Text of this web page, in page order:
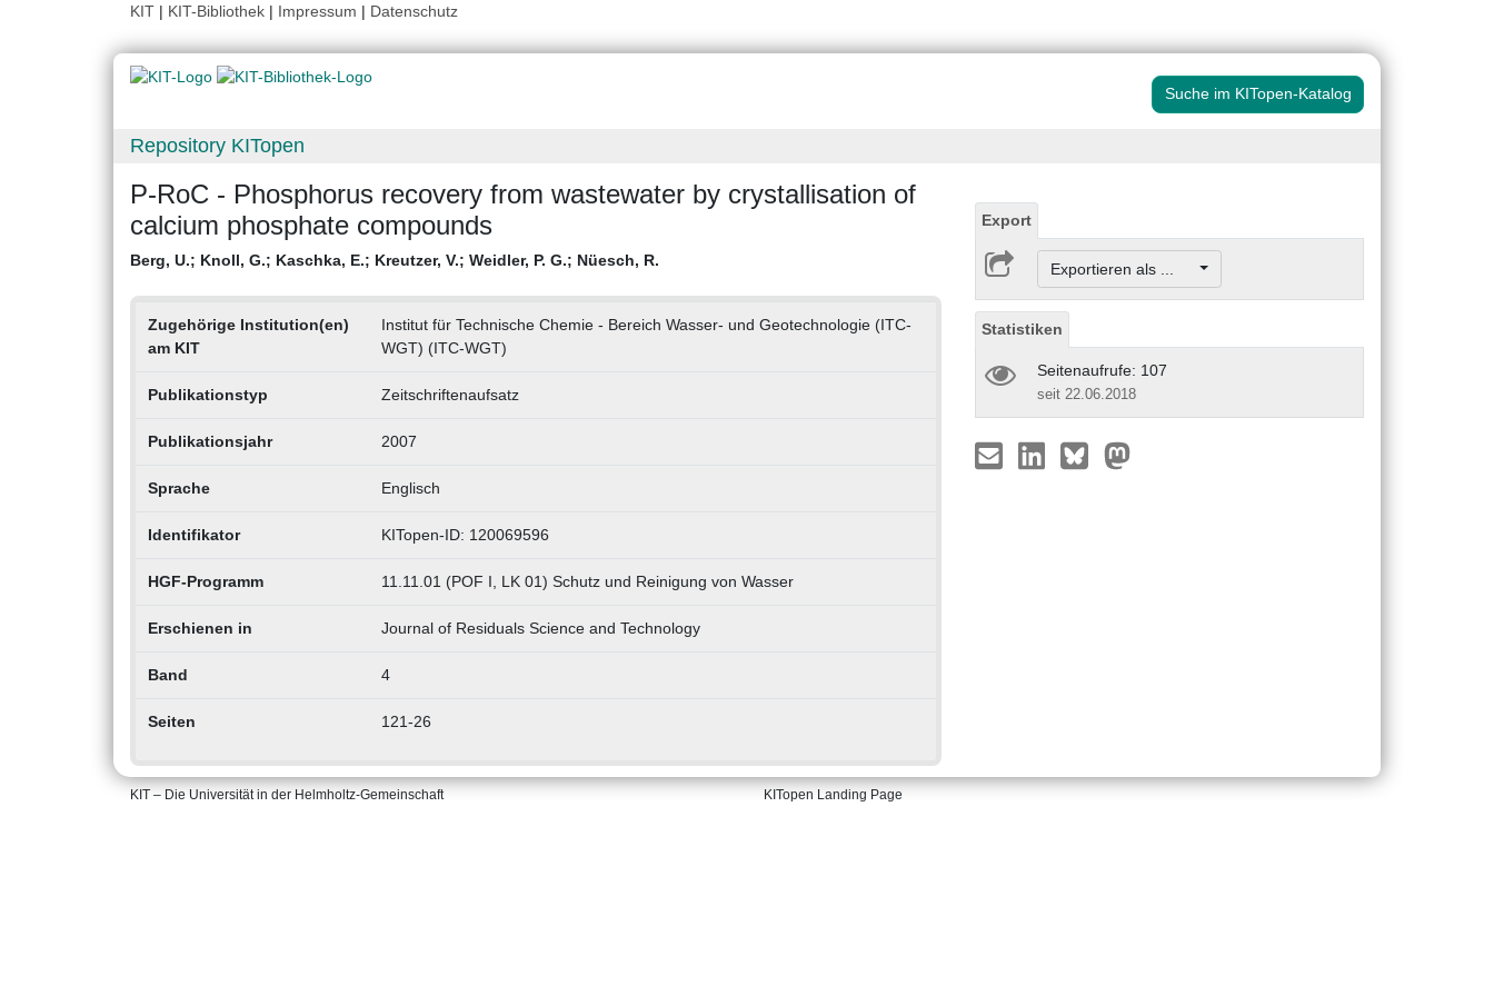
KIT | KIT-Bibliothek | Impressum | Datenschutz
Suche im KITopen-Katalog
Repository KITopen
P-RoC - Phosphorus recovery from wastewater by crystallisation of
calcium phosphate compounds
Berg, U.; Knoll, G.; Kaschka, E.; Kreutzer, V.; Weidler, P. G.; Nüesch, R.
Zugehörige Institution(en)
am KIT
Institut für Technische Chemie - Bereich Wasser- und Geotechnologie (ITC-
WGT) (ITC-WGT)
Publikationstyp Zeitschriftenaufsatz
Publikationsjahr 2007
Sprache Englisch
Identifikator KITopen-ID: 120069596
HGF-Programm 11.11.01 (POF I, LK 01) Schutz und Reinigung von Wasser
Erschienen in Journal of Residuals Science and Technology
Band 4
Seiten 121-26
Export
Exportieren als ...
Statistiken
Seitenaufrufe: 107
seit 22.06.2018
KIT – Die Universität in der Helmholtz-Gemeinschaft KITopen Landing Page